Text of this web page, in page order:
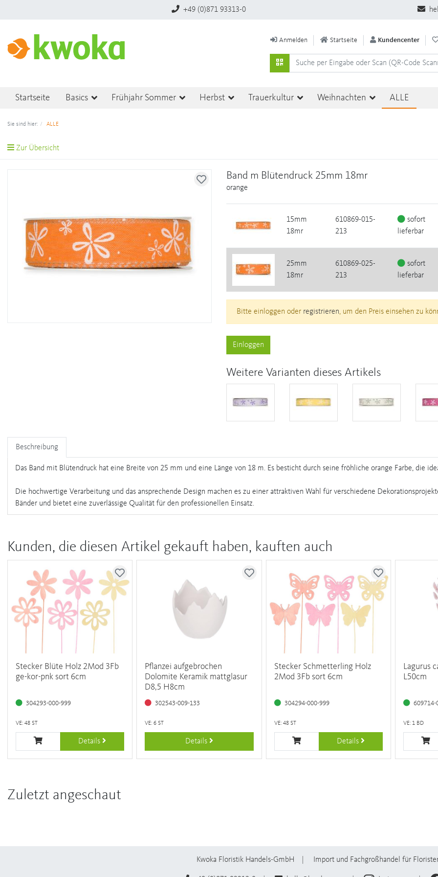
+49 (0)871 93313-0
Anmelden Startseite Kundencenter
Startseite Basics Frühjahr Sommer Herbst Trauerkultur Weihnachten ALLE
Sie sind hier: ALLE
Zur Übersicht
Band m Blütendruck 25mm 18mr
orange
15mm
18mr
610869-015-
213
sofort
lieferbar
25mm
18mr
610869-025-
213
sofort
lieferbar
Bitte einloggen oder registrieren, um den Preis einsehen zu
Einloggen
Weitere Varianten dieses Artikels
Beschreibung
Das Band mit Blütendruck hat eine Breite von 25 mm und eine Länge von 18 m. Es besticht durch seine fröhliche orange Farbe, die
Die hochwertige Verarbeitung und das ansprechende Design machen es zu einer attraktiven Wahl für verschiedene
Bänder und bietet eine zuverlässige Qualität für den professionellen Einsatz.
Kunden, die diesen Artikel gekauft haben, kauften auch
Stecker Blüte Holz 2Mod 3Fb
ge-kor-pnk sort 6cm
304293-000-999
VE: 48 ST
Details
Pflanzei aufgebrochen
Dolomite Keramik mattglasur
D8,5 H8cm
302543-009-133
VE: 6 ST
Details
Stecker Schmetterling Holz
2Mod 3Fb sort 6cm
304294-000-999
VE: 48 ST
Details
Lagurus
L50cm
609714-
VE: 1 BD
Zuletzt angeschaut
Kwoka Floristik Handels-GmbH Import und Fachgroßhandel für